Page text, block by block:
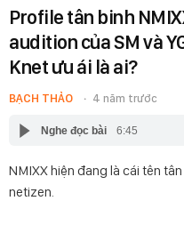
Profile tân binh
audition của SM và
Knet ưu ái là ai?
BẠCH THẢO 4 năm trước
Nghe đọc bài 6:45
NMIXX hiện đang là cái tên
netizen.